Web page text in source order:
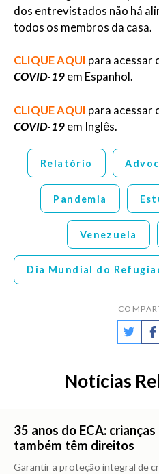
dos entrevistados não há
todos os membros da casa.
CLIQUE AQUI para acessar
COVID-19 em Espanhol.
CLIQUE AQUI para acessar
COVID-19 em Inglês.
Relatório
Pandemia
Venezuela
Dia Mundial do
Notícias
35 anos do ECA:
também têm direitos
Garantir a proteção integral de